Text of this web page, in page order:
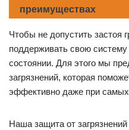
преимуществах
Чтобы не допустить застоя
поддерживать свою
состоянии. Для этого мы
загрязнений, которая
эффективно даже при
Наша защита от